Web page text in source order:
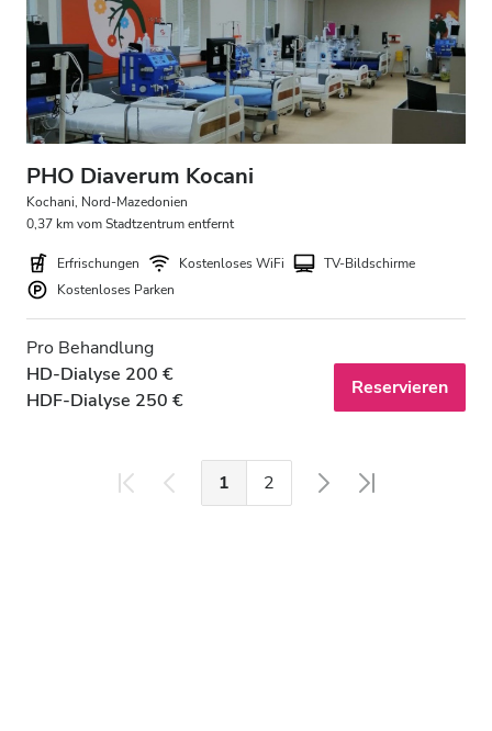
PHO Diaverum Kocani
Kochani, Nord-Mazedonien
0,37 km vom Stadtzentrum entfernt
Erfrischungen Kostenloses WiFi
TV-Bildschirme
Kostenloses Parken
Pro Behandlung
HD-Dialyse 200 €
HDF-Dialyse 250 €
Reservieren
1 2